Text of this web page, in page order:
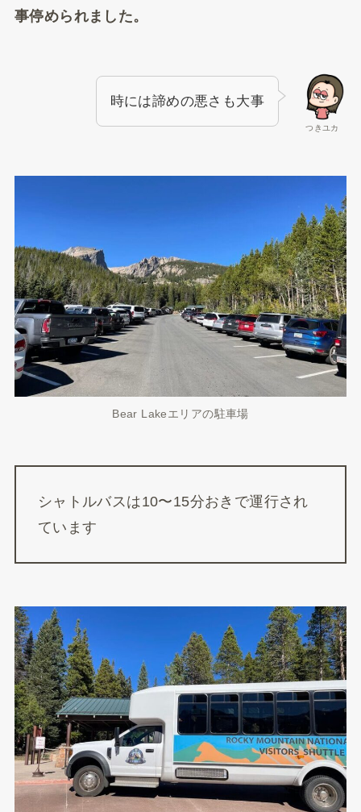
事停められました。
つきユカ
時には諦めの悪さも大事
Bear Lakeエリアの駐車場
シャトルバスは10〜15分おきで運行され
ています